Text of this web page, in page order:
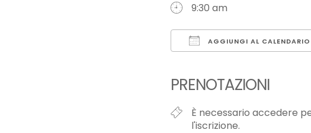
9:30 am
AGGIUNGI AL CALENDARIO
PRENOTAZIONI
È necessario accedere
l'iscrizione.